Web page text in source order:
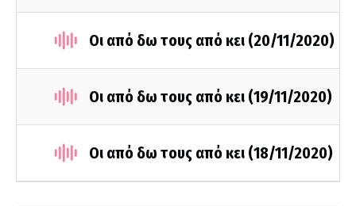
Οι από δω τους από κει (20/11/2020)
Οι από δω τους από κει (19/11/2020)
Οι από δω τους από κει (18/11/2020)